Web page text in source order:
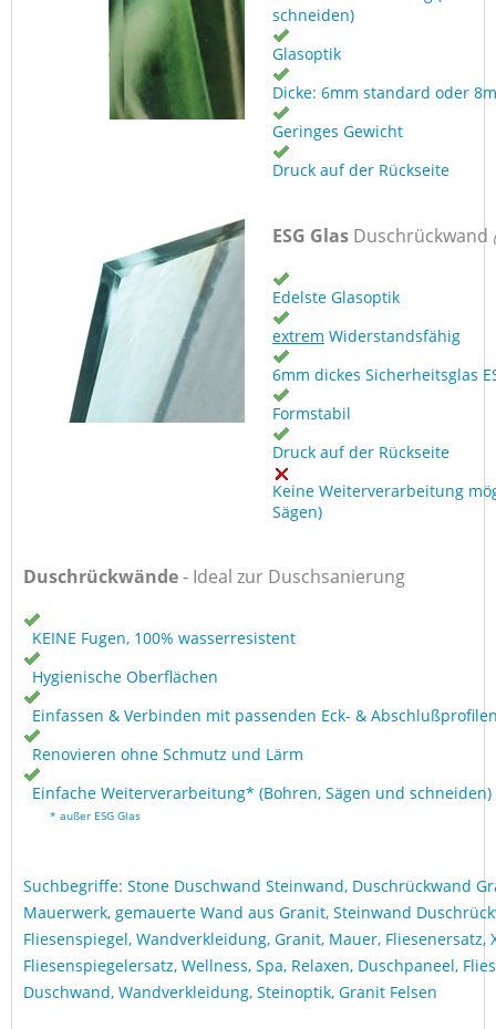
schneiden)
Glasoptik
Dicke: 6mm standard oder
Geringes Gewicht
Druck auf der Rückseite
ESG Glas Duschrückwand
Edelste Glasoptik
extrem Widerstandsfähig
6mm dickes Sicherheitsglas
Formstabil
Druck auf der Rückseite
Keine Weiterverarbeitung
Sägen)
Duschrückwände- Ideal zur Duschsanierung
KEINE Fugen, 100% wasserresistent
Hygienische Oberflächen
Einfassen & Verbinden mit passenden Eck- &
Renovieren ohne Schmutz und Lärm
Einfache Weiterverarbeitung* (Bohren, Sägen und schneiden)
* außer ESG Glas
Suchbegriffe: Stone Duschwand Steinwand, Duschrückwand
Mauerwerk, gemauerte Wand aus Granit, Steinwand
Fliesenspiegel, Wandverkleidung, Granit, Mauer, Fliesenersatz,
Fliesenspiegelersatz, Wellness, Spa, Relaxen, Duschpaneel,
Duschwand, Wandverkleidung, Steinoptik, Granit Felsen